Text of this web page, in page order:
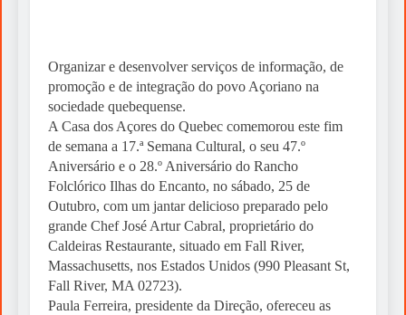
Organizar e desenvolver serviços de informação, de
promoção e de integração do povo Açoriano na
sociedade quebequense.
A Casa dos Açores do Quebec comemorou este fim
de semana a 17.ª Semana Cultural, o seu 47.º
Aniversário e o 28.º Aniversário do Rancho
Folclórico Ilhas do Encanto, no sábado, 25 de
Outubro, com um jantar delicioso preparado pelo
grande Chef José Artur Cabral, proprietário do
Caldeiras Restaurante, situado em Fall River,
Massachusetts, nos Estados Unidos (990 Pleasant St,
Fall River, MA 02723).
Paula Ferreira, presidente da Direção, ofereceu as